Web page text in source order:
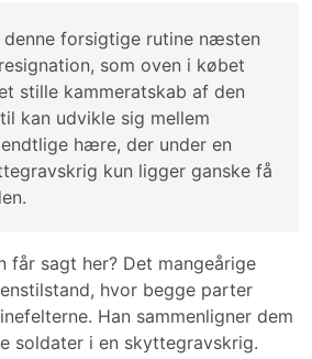
denne forsigtige rutine næsten
som oven i købet
stille kammeratskab af den
kan udvikle sig mellem
hære, der under en
kun ligger ganske få
får sagt her? Det mangeårige
hvor begge parter
Han sammenligner dem
soldater i en skyttegravskrig.